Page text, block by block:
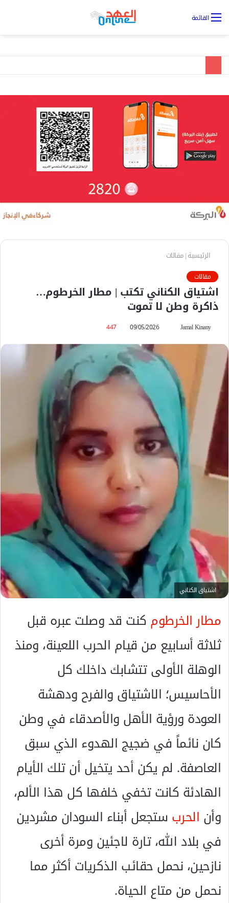
القائمة
الرئيسية|مقالات
مقالات
اشتياق الكناني تكتب | مطار الخرطوم…
ذاكرة وطن لا تموت
Jamal Kinany
ل
ب
ل
ك
ن
09/05/2026
447
اشتياق الكناني
مطار الخرطوم كنت قد وصلت عبره قبل
ثلاثة أسابيع من قيام الحرب اللعينة، ومنذ
الوهلة الأولى تتشابك داخلك كل
الأحاسيس؛ الاشتياق والفرح ودهشة
العودة ورؤية الأهل والأصدقاء في وطن
كان نائماً في ضجيج الهدوء الذي سبق
العاصفة. لم يكن أحد يتخيل أن تلك الأيام
الهادئة كانت تخفي خلفها كل هذا الألم،
وأن الحرب ستجعل أبناء السودان مشردين
في بلاد الله، تارة لاجئين ومرة أخرى
نازحين، نحمل حقائب الذكريات أكثر مما
نحمل من متاع الحياة.